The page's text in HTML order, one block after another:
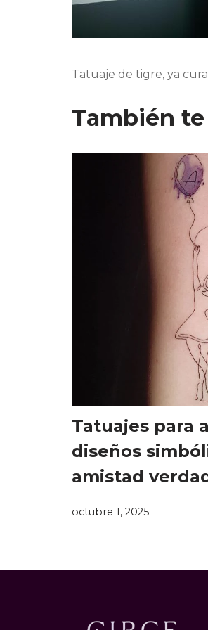
Tatuaje de tigre, ya
También
Tatuajes para
diseños
amistad
octubre 1, 2025